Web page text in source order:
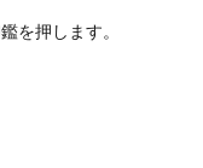
を押します。